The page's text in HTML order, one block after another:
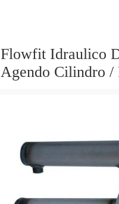
Flowfit Idraulico
Agendo Cilindro